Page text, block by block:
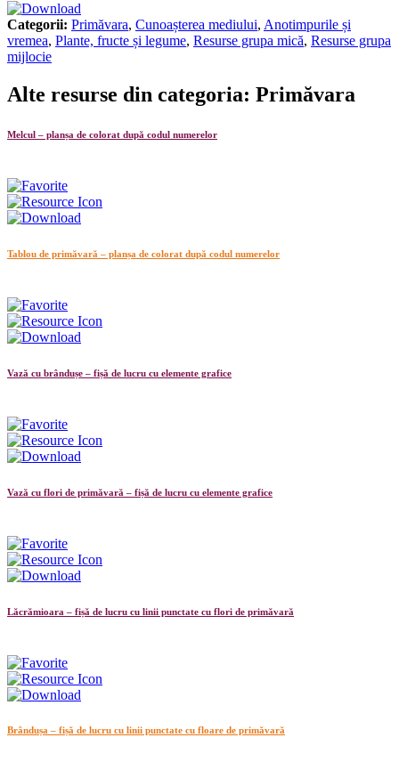
Categorii: Primăvara, Cunoașterea mediului, Anotimpurile și
vremea, Plante, fructe și legume, Resurse grupa mică, Resurse grupa
mijlocie
Alte resurse din categoria: Primăvara
Melcul – planșa de colorat după codul numerelor
Tablou de primăvară – planșa de colorat după codul numerelor
Vază cu brândușe – fișă de lucru cu elemente grafice
Vază cu flori de primăvară – fișă de lucru cu elemente grafice
Lăcrămioara – fișă de lucru cu linii punctate cu flori de primăvară
Brândușa – fișă de lucru cu linii punctate cu floare de primăvară